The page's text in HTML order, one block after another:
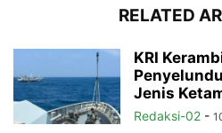
RELATED
KRI
Jenis
Redaksi-02 -